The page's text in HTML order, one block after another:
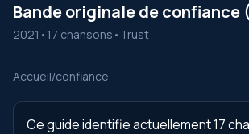
Bande originale de confiance
2021 • 17 chansons • Trust
Accueil/confiance
Ce guide identifie actuellement 17